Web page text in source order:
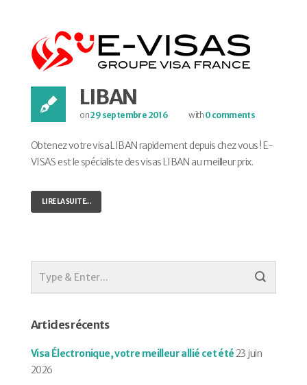
LIBAN
on29 septembre 2016 with 0 comments
Obtenez votre visa LIBAN rapidement depuis chez vous ! E-
VISAS est le spécialiste des visas LIBAN au meilleur prix.
LIRE LA SUITE...
Articles récents
Visa Électronique, votre meilleur allié cet été23 juin
2026